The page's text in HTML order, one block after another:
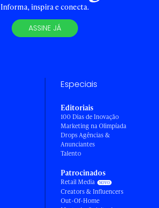
Informa, inspira e conecta.
ASSINE JÁ
Especiais
Editoriais
100 Dias de Inovação
Marketing na Olimpíada
Drops Agências &
Anunciantes
Talento
Patrocinados
Retail Media
Creators & Influencers
Out-Of-Home